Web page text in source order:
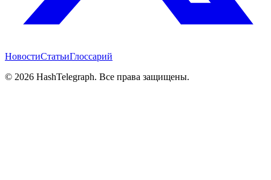
НовостиСтатьиГлоссарий
© 2026 HashTelegraph. Все права защищены.